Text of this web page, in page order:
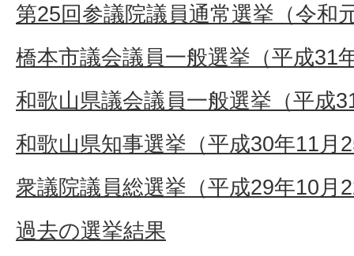
第25回参議院議員通常選挙（令和
橋本市議会議員一般選挙（平成31
和歌山県議会議員一般選挙（平成
和歌山県知事選挙（平成30年11月
衆議院議員総選挙（平成29年10月
過去の選挙結果